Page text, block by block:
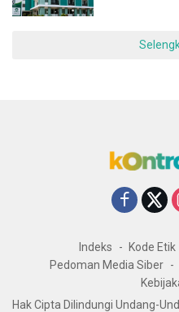
Indeks Kode Etik
Pedoman Media Siber
Hak Cipta Dilindungi Undang-